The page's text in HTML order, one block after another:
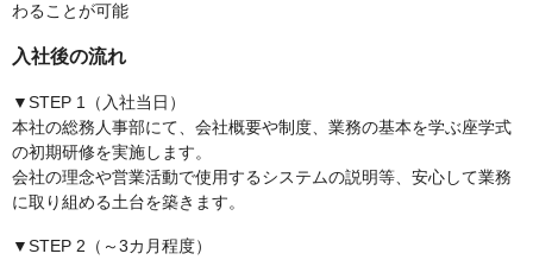
わることが可能
入社後の流れ
▼STEP 1（入社当日）
本社の総務人事部にて、会社概要や制度、業務の基本を学ぶ座学式
の初期研修を実施します。
会社の理念や営業活動で使用するシステムの説明等、安心して業務
に取り組める土台を築きます。
▼STEP 2（～3カ月程度）